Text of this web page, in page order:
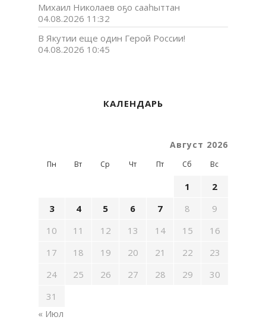
Михаил Николаев оҕо сааһыттан
04.08.2026 11:32
В Якутии еще один Герой России!
04.08.2026 10:45
КАЛЕНДАРЬ
Август 2026
Пн Вт Ср Чт Пт Сб Вс
1
2
3
4 5 6 7 8
9
10
11 12 13 14 15
16
17
18 19 20 21 22
23
24
25 26 27 28 29
30
31
« Июл